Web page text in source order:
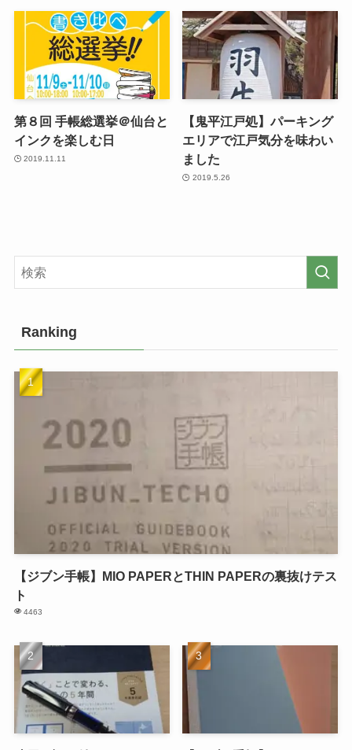
第８回 手帳総選挙＠仙台と
インクを楽しむ日
2019.11.11
【鬼平江戸処】パーキング
エリアで江戸気分を味わい
ました
2019.5.26
Ranking
【ジブン手帳】MIO PAPERとTHIN PAPERの裏抜けテス
ト
4463